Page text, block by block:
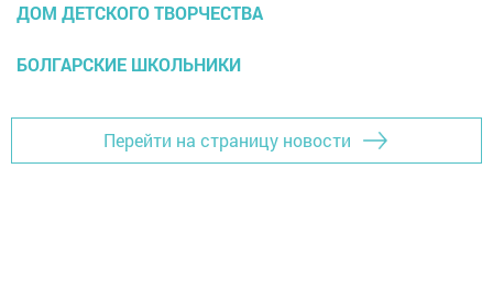
ДОМ ДЕТСКОГО ТВОРЧЕСТВА
БОЛГАРСКИЕ ШКОЛЬНИКИ
Перейти на страницу новости